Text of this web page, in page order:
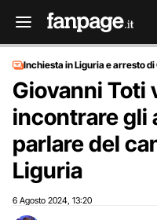
Inchiesta in Liguria e arresto
Giovanni Toti
incontrare gli
parlare del
Liguria
6 Agosto 2024 13:20